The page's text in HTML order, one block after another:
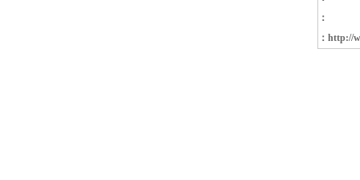
：
： http://